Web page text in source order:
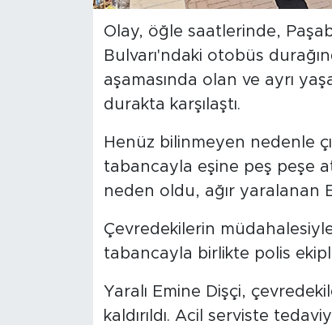
Olay, öğle saatlerinde,
Bulvarı'ndaki otobüs
aşamasında olan ve ayrı
durakta karşılaştı.
Henüz bilinmeyen nedenle
tabancayla eşine peş peşe
neden oldu, ağır yaralanan
Çevredekilerin
tabancayla birlikte polis
Yaralı Emine Dişçi,
kaldırıldı. Acil serviste